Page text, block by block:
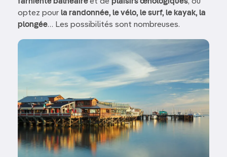
optez pour la randonnée, le vélo, le surf, le kayak, la
plongée… Les possibilités sont nombreuses.
Image